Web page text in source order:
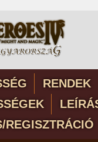
RENDEK
REGISZTRÁCIÓ